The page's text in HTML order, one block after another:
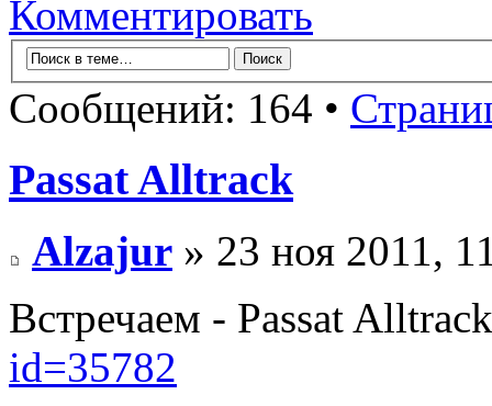
Комментировать
Сообщений: 164 •
Passat Alltrack
Alzajur » 23 ноя 2011,
Встречаем - Passat
id=35782